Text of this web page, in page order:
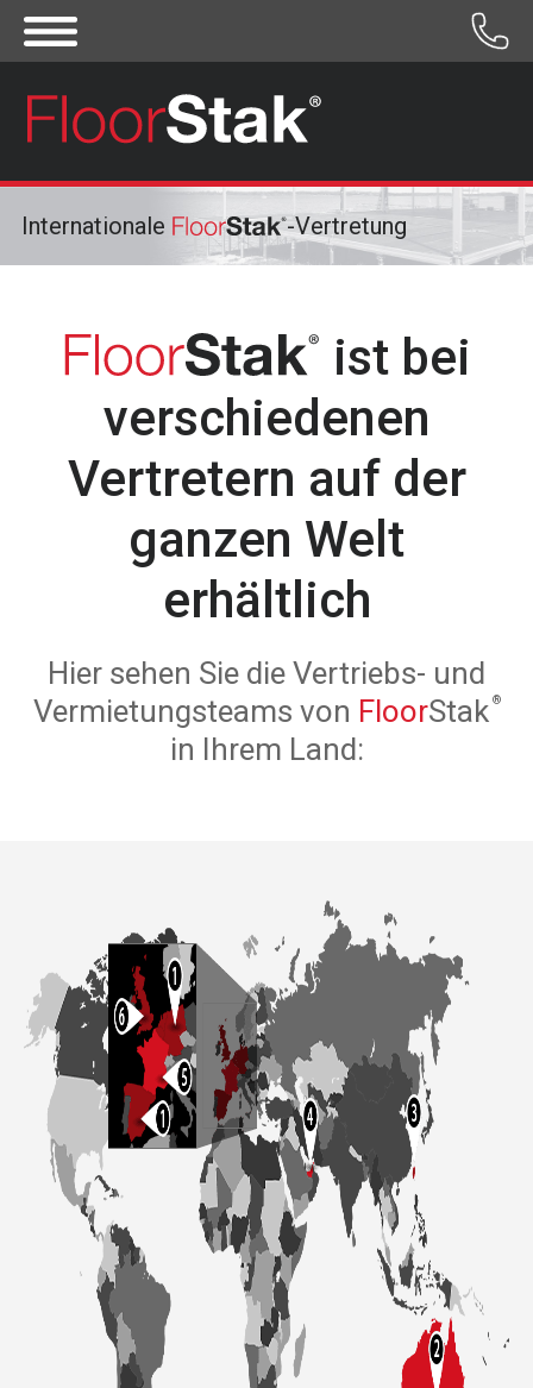
Internationale -Vertretung
ist bei
verschiedenen
Vertretern auf der
ganzen Welt
erhältlich
Hier sehen Sie die Vertriebs- und
Vermietungsteams von FloorStak
in Ihrem Land: